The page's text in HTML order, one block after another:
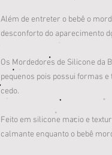
Além de entreter o bebê o
desconforto do aparecimento
Os Mordedores de Silicone da
pequenos pois possui formas
cedo.
Feito em silicone macio e
calmante enquanto o bebê